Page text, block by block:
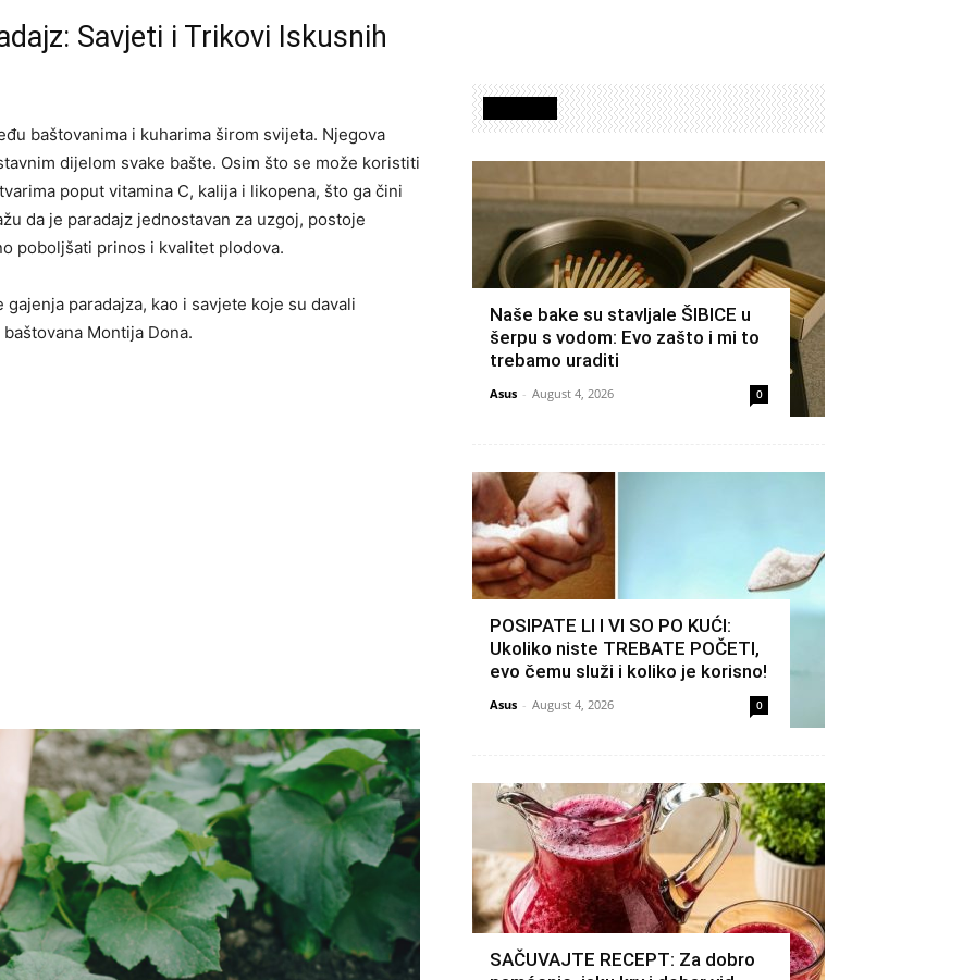
Savjeti i Trikovi Iskusnih
baštovanima i kuharima širom svijeta. Njegova
dijelom svake bašte. Osim što se može koristiti
poput vitamina C, kalija i likopena, što ga čini
da je paradajz jednostavan za uzgoj, postoje
poboljšati prinos i kvalitet plodova.
paradajza, kao i savjete koje su davali
Montija Dona.
Naše bake su stavljale ŠIBICE u
šerpu s vodom: Evo zašto i mi to
trebamo uraditi
Asus - August 4, 2026 0
POSIPATE LI I VI SO PO KUĆI:
Ukoliko niste TREBATE POČETI,
evo čemu služi i koliko je korisno!
Asus - August 4, 2026 0
SAČUVAJTE RECEPT: Za dobro